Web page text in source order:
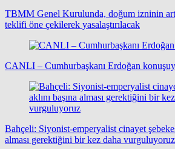
TBMM Genel Kurulunda, doğum izninin
teklifi öne çekilerek yasalaştırılacak
CANLI – Cumhurbaşkanı Erdoğan
Bahçeli: Siyonist-emperyalist cinayet
alması gerektiğini bir kez daha vurguluyoruz